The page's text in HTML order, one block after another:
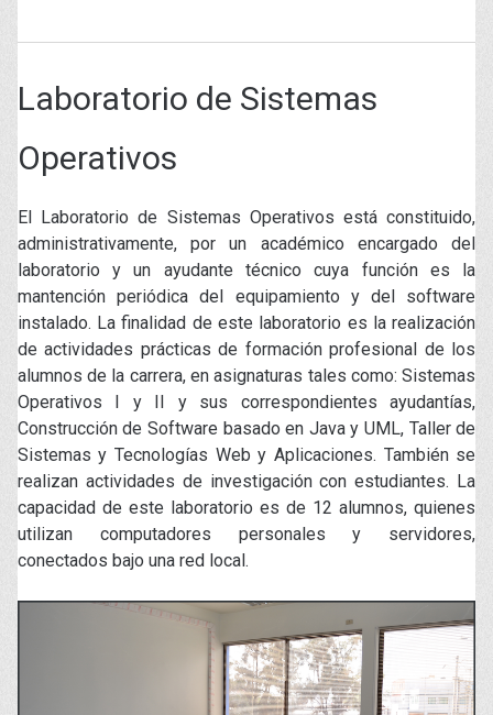
Laboratorio de Sistemas
Operativos
El Laboratorio de Sistemas Operativos está constituido,
administrativamente, por un académico encargado del
laboratorio y un ayudante técnico cuya función es la
mantención periódica del equipamiento y del software
instalado. La finalidad de este laboratorio es la realización
de actividades prácticas de formación profesional de los
alumnos de la carrera, en asignaturas tales como: Sistemas
Operativos I y II y sus correspondientes ayudantías,
Construcción de Software basado en Java y UML, Taller de
Sistemas y Tecnologías Web y Aplicaciones. También se
realizan actividades de investigación con estudiantes. La
capacidad de este laboratorio es de 12 alumnos, quienes
utilizan computadores personales y servidores,
conectados bajo una red local.